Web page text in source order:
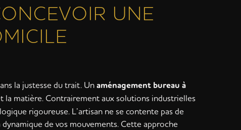
UNE
la justesse du trait. Unaménagement bureau à
matière. Contrairement aux solutions industrielles
rigoureuse. L’artisan ne se contente pas de
de vos mouvements. Cette approche